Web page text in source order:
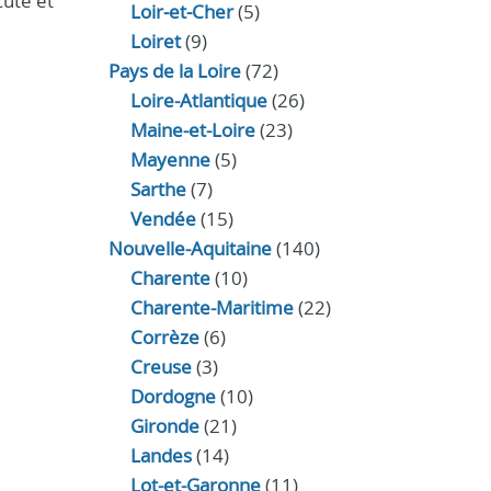
Loir‑et‑Cher(5)
Loiret(9)
Pays de la Loire(72)
Loire-Atlantique(26)
Maine-et-Loire(23)
Mayenne(5)
Sarthe(7)
Vendée(15)
Nouvelle-Aquitaine(140)
Charente(10)
Charente-Maritime(22)
Corrèze(6)
Creuse(3)
Dordogne(10)
Gironde(21)
Landes(14)
Lot-et-Garonne(11)